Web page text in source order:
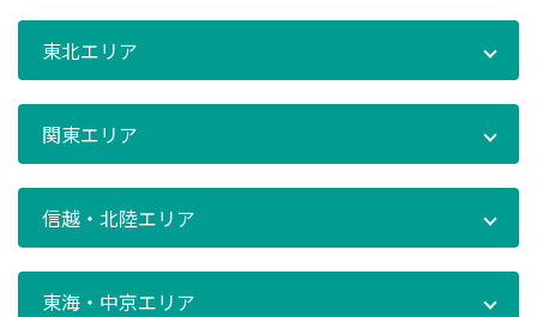
東北エリア
関東エリア
信越・北陸エリア
東海・中京エリア